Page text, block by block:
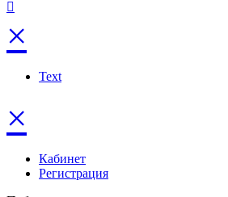
×
Text
×
Кабинет
Регистрация